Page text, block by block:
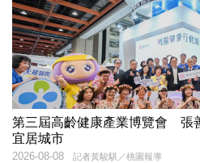
第三屆高齡健康產業博覽會 張
宜居城市
記者黃駿騏／桃園報導
2026-08-08